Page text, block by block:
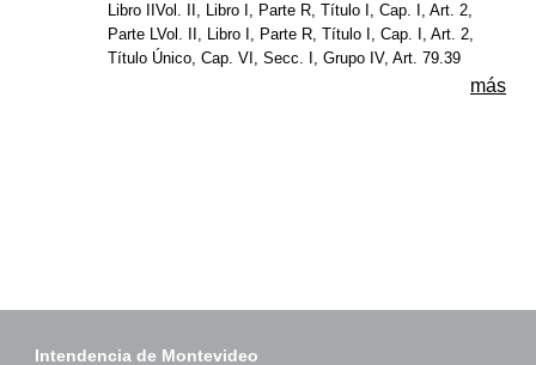
Libro IIVol. II, Libro I, Parte R, Título I, Cap. I, Art. 2,
Parte LVol. II, Libro I, Parte R, Título I, Cap. I, Art. 2,
Título Único, Cap. VI, Secc. I, Grupo IV, Art. 79.39
más
Intendencia de Montevideo